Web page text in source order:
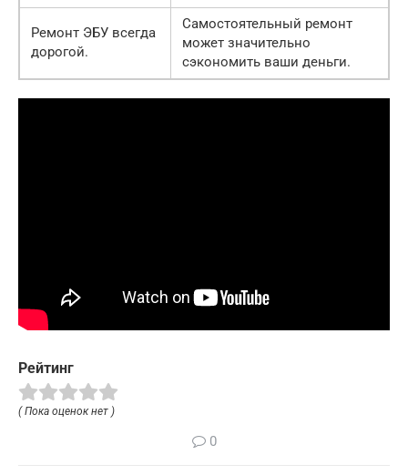
Ремонт ЭБУ всегда
дорогой.
Самостоятельный ремонт
может значительно
сэкономить ваши деньги.
Рейтинг
( Пока оценок нет )
0